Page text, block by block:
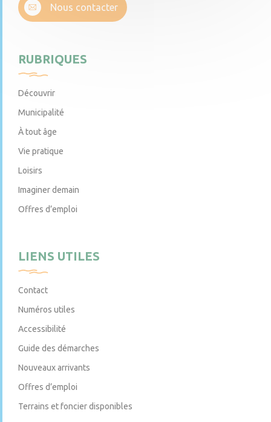
Nous contacter
RUBRIQUES
Découvrir
Municipalité
À tout âge
Vie pratique
Loisirs
Imaginer demain
Offres d’emploi
LIENS UTILES
Contact
Numéros utiles
Accessibilité
Guide des démarches
Nouveaux arrivants
Offres d’emploi
Terrains et foncier disponibles